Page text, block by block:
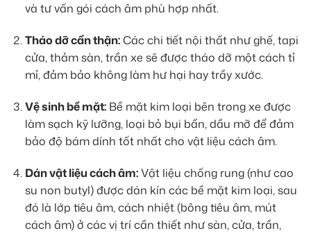
và tư vấn gói cách âm phù hợp nhất.
Tháo dỡ cẩn thận:Các chi tiết nội thất như ghế, tapi
cửa, thảm sàn, trần xe sẽ được tháo dỡ một cách tỉ
mỉ, đảm bảo không làm hư hại hay trầy xước.
Vệ sinh bề mặt:Bề mặt kim loại bên trong xe được
làm sạch kỹ lưỡng, loại bỏ bụi bẩn, dầu mỡ để đảm
bảo độ bám dính tốt nhất cho vật liệu cách âm.
Dán vật liệu cách âm:Vật liệu chống rung (như cao
su non butyl) được dán kín các bề mặt kim loại, sau
đó là lớp tiêu âm, cách nhiệt (bông tiêu âm, mút
cách âm) ở các vị trí cần thiết như sàn, cửa, trần,